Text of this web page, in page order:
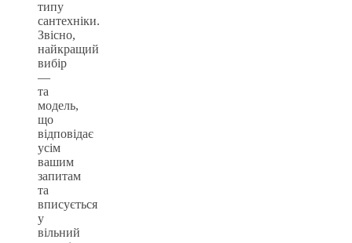
типу
сантехніки.
Звісно,
найкращий
вибір
—
та
модель,
що
відповідає
усім
вашим
запитам
та
вписується
у
вільний